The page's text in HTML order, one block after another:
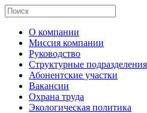
О компании
Миссия компании
Руководство
Структурные подразделения
Абонентские участки
Вакансии
Охрана труда
Экологическая политика